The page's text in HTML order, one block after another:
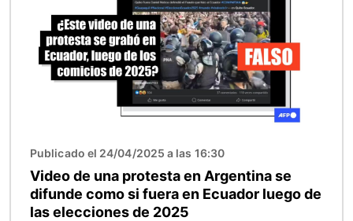
Publicado el 24/04/2025 a las 16:30
Video de una protesta en Argentina se
difunde como si fuera en Ecuador luego de
las elecciones de 2025